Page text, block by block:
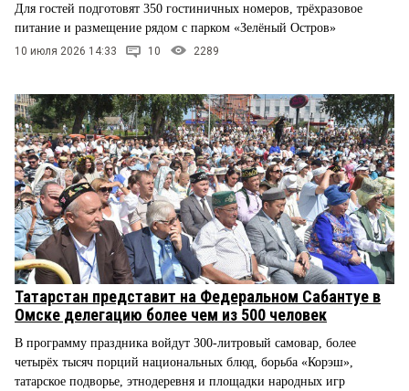
Для гостей подготовят 350 гостиничных номеров, трёхразовое
питание и размещение рядом с парком «Зелёный Остров»
10 июля 2026 14:33 10 2289
Татарстан представит на Федеральном Сабантуе в
Омске делегацию более чем из 500 человек
В программу праздника войдут 300-литровый самовар, более
четырёх тысяч порций национальных блюд, борьба «Корэш»,
татарское подворье, этнодеревня и площадки народных игр